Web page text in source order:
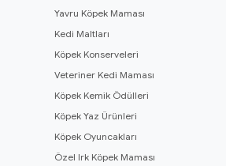
Yavru Köpek Maması
Kedi Maltları
Köpek Konserveleri
Veteriner Kedi Maması
Köpek Kemik Ödülleri
Köpek Yaz Ürünleri
Köpek Oyuncakları
Özel Irk Köpek Maması